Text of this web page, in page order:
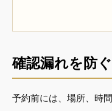
確認漏れを防ぐ
予約前には、場所、時